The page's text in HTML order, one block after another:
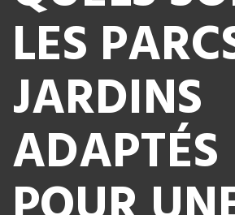
LES
JARDINS
ADAPTÉS